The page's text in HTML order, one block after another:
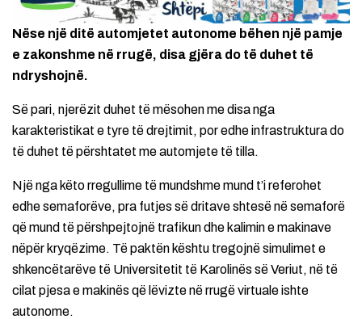
Nëse një ditë automjetet autonome bëhen një pamje
e zakonshme në rrugë, disa gjëra do të duhet të
ndryshojnë.
Së pari, njerëzit duhet të mësohen me disa nga
karakteristikat e tyre të drejtimit, por edhe infrastruktura do
të duhet të përshtatet me automjete të tilla.
Një nga këto rregullime të mundshme mund t’i referohet
edhe semaforëve, pra futjes së dritave shtesë në semaforë
që mund të përshpejtojnë trafikun dhe kalimin e makinave
nëpër kryqëzime. Të paktën kështu tregojnë simulimet e
shkencëtarëve të Universitetit të Karolinës së Veriut, në të
cilat pjesa e makinës që lëvizte në rrugë virtuale ishte
autonome.